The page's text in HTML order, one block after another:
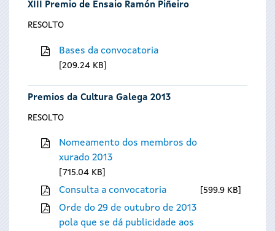
XIII Premio de Ensaio Ramón Piñeiro
RESOLTO
Bases da convocatoria
209.24 KB
Premios da Cultura Galega 2013
RESOLTO
Nomeamento dos membros do
xurado 2013
715.04 KB
Consulta a convocatoria 599.9 KB
Orde do 29 de outubro de 2013
pola que se dá publicidade aos